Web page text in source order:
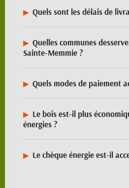
Quels sont les délais de
Quelles communes
Sainte-Memmie ?
Quels modes de paiement
Le bois est-il plus
énergies ?
Le chèque énergie est-il